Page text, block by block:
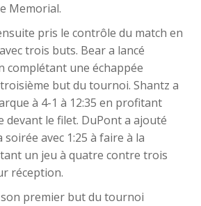
Memorial.
pris le contrôle du match en
trois buts. Bear a lancé
complétant une échappée
but du tournoi. Shantz a
à 4-1 à 12:35 en profitant
devant le filet. DuPont a ajouté
avec 1:25 à faire à la
un jeu à quatre contre trois
réception.
premier but du tournoi